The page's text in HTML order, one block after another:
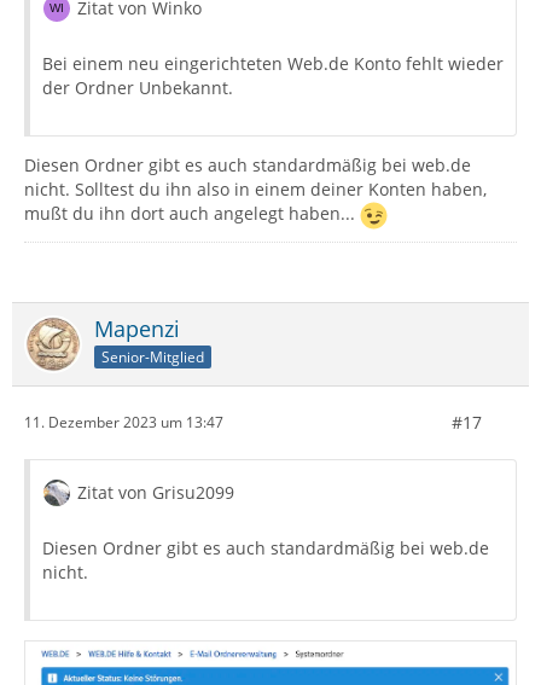
Zitat von Winko
Bei einem neu eingerichteten Web.de Konto fehlt wieder
der Ordner Unbekannt.
Diesen Ordner gibt es auch standardmäßig bei web.de
nicht. Solltest du ihn also in einem deiner Konten haben,
mußt du ihn dort auch angelegt haben...
Mapenzi
Senior-Mitglied
11. Dezember 2023 um 13:47 #17
Zitat von Grisu2099
Diesen Ordner gibt es auch standardmäßig bei web.de
nicht.